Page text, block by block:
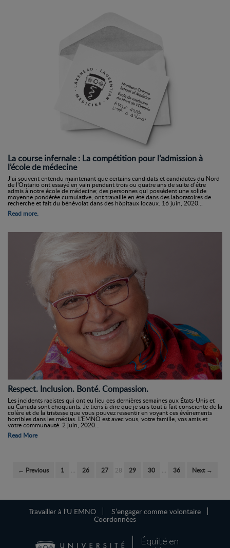
La course infernale : La compétition pour l’admission à
l’école de médecine
J’ai souvent entendu maintenant que certains candidats et candidates du Nord
de l'Ontario ont essayé en vain pendant trois ou quatre ans de suite d’être
admis à notre école de médecine; des personnes qui possèdent une solide
moyenne pondérée cumulative, ont travaillé en été dans des laboratoires de
recherche et fait du bénévolat dans des hôpitaux locaux. 16 juin, 2020...
Read more.
Respect. Inclusion. Bonté. Compassion.
Les incidents racistes qui ont eu lieu ces dernières semaines aux États-Unis et
au Canada sont choquants. Je tiens à dire que je suis tout à fait consciente de la
colère et de la tristesse que vous pouvez ressentir en voyant ces événements
horribles dans les médias. L'EMNO est avec vous, votre famille, vos amis et
votre communauté. 2 juin, 2020...
Read More
← Previous 1 … 26 27 28 29 30 … 36 Next →
Travailler à l’U EMNO S’engager comme volontaire
Coordonnées
Équité en